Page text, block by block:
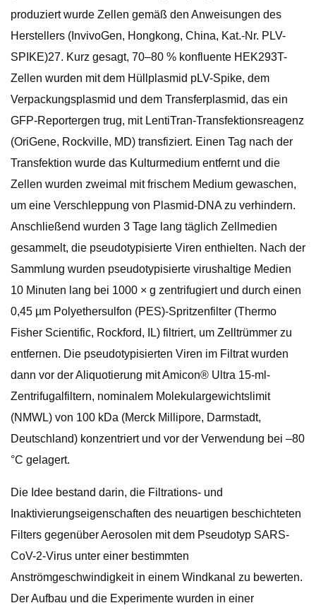
produziert wurde Zellen gemäß den Anweisungen des
Herstellers (InvivoGen, Hongkong, China, Kat.-Nr. PLV-
SPIKE)27. Kurz gesagt, 70–80 % konfluente HEK293T-
Zellen wurden mit dem Hüllplasmid pLV-Spike, dem
Verpackungsplasmid und dem Transferplasmid, das ein
GFP-Reportergen trug, mit LentiTran-Transfektionsreagenz
(OriGene, Rockville, MD) transfiziert. Einen Tag nach der
Transfektion wurde das Kulturmedium entfernt und die
Zellen wurden zweimal mit frischem Medium gewaschen,
um eine Verschleppung von Plasmid-DNA zu verhindern.
Anschließend wurden 3 Tage lang täglich Zellmedien
gesammelt, die pseudotypisierte Viren enthielten. Nach der
Sammlung wurden pseudotypisierte virushaltige Medien
10 Minuten lang bei 1000 × g zentrifugiert und durch einen
0,45 µm Polyethersulfon (PES)-Spritzenfilter (Thermo
Fisher Scientific, Rockford, IL) filtriert, um Zelltrümmer zu
entfernen. Die pseudotypisierten Viren im Filtrat wurden
dann vor der Aliquotierung mit Amicon® Ultra 15-ml-
Zentrifugalfiltern, nominalem Molekulargewichtslimit
(NMWL) von 100 kDa (Merck Millipore, Darmstadt,
Deutschland) konzentriert und vor der Verwendung bei –80
°C gelagert.
Die Idee bestand darin, die Filtrations- und
Inaktivierungseigenschaften des neuartigen beschichteten
Filters gegenüber Aerosolen mit dem Pseudotyp SARS-
CoV-2-Virus unter einer bestimmten
Anströmgeschwindigkeit in einem Windkanal zu bewerten.
Der Aufbau und die Experimente wurden in einer